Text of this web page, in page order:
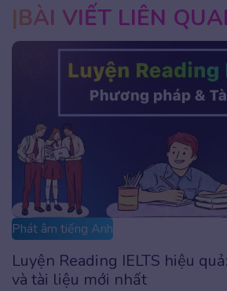
BÀI VIẾT LIÊN
Phát âm tiếng Anh
Cách đọc tỉ số trong tiếng
thao chuẩn người bản xứ